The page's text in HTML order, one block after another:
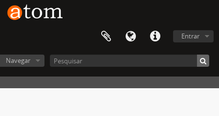
Entrar
Navegar